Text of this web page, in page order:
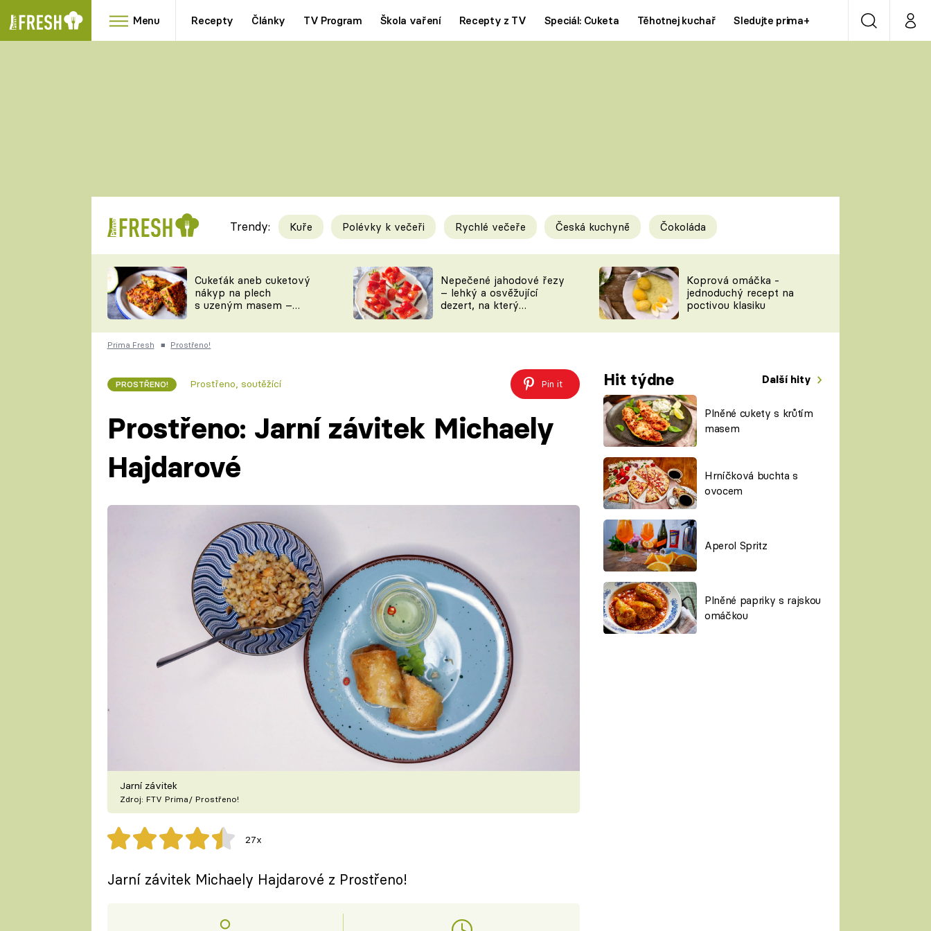
Menu Recepty Články TV Program Škola vaření Recepty z TV Speciál: Cuketa Těhotnej kuchař Sledujte prima+ VyhledáváníMůj
RYCHLOVKY
Videorecepty
TEĎ VAŘÍ ŠÉF!
ČESKO NA TALÍŘI
KUCHAŘKA
Tipy a triky
KAM ZA JÍDLEM
VYCHYTÁVKY
Novinky
ŠÉFREDAKTORKY
ČASOPIS
Prima LAJK
Sledujte nás
Trendy: Kuře Polévky k večeři Rychlé večeře Česká kuchyně Čokoláda
Cukeťák aneb cuketový
nákyp na plech
s uzeným masem –
zpracovat přerostlé
cukety
Nepečené jahodové řezy
– lehký a osvěžující
dezert, na který
Koprová omáčka -
jednoduchý recept na
poctivou klasiku
Prima Fresh ■ Prostřeno!
PROSTŘENO! Prostřeno, soutěžící Pin it Hit týdne Další hity
Plněné cukety s krůtím
masem
Hrníčková buchta s
ovocem
Aperol Spritz
Plněné papriky s rajskou
omáčkou
Prostřeno: Jarní závitek Michaely
Hajdarové
Jarní závitek
Zdroj: FTV Prima/ Prostřeno!
27x
Jarní závitek Michaely Hajdarové z Prostřeno!